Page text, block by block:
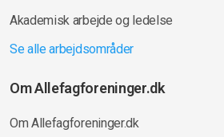
Akademisk arbejde og ledelse
Se alle arbejdsområder
Om Allefagforeninger.dk
Om Allefagforeninger.dk